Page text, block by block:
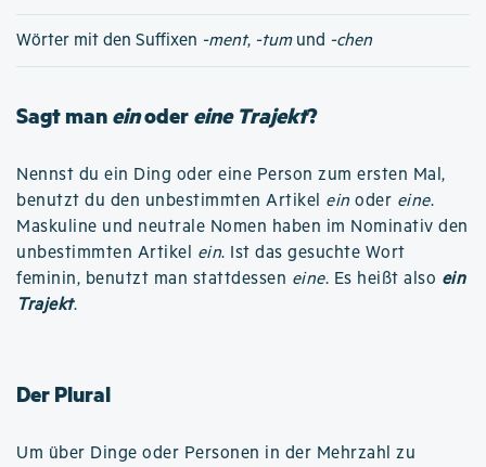
Wörter mit den Suffixen -ment, -tumund -chen
Sagt maneinodereine Trajekt?
Nennst du ein Ding oder eine Person zum ersten Mal,
benutzt du den unbestimmten Artikel ein oder eine.
Maskuline und neutrale Nomen haben im Nominativ den
unbestimmten Artikel ein. Ist das gesuchte Wort
feminin, benutzt man stattdessen eine. Es heißt also ein
Trajekt.
Der Plural
Um über Dinge oder Personen in der Mehrzahl zu